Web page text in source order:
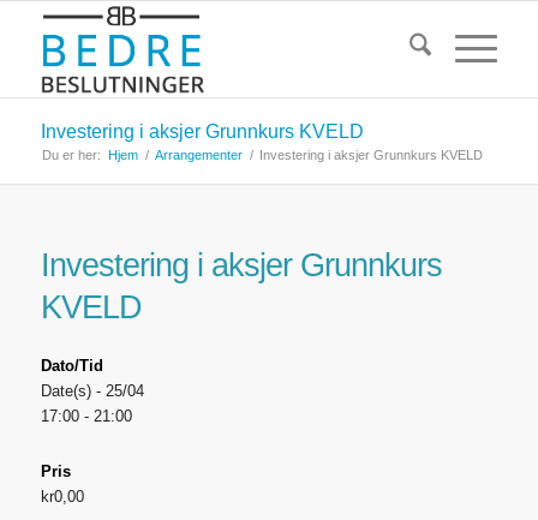
Investering i aksjer Grunnkurs KVELD
Du er her: Hjem / Arrangementer / Investering i aksjer Grunnkurs KVELD
Investering i aksjer Grunnkurs
KVELD
Dato/Tid
Date(s) - 25/04
17:00 - 21:00
Pris
kr0,00